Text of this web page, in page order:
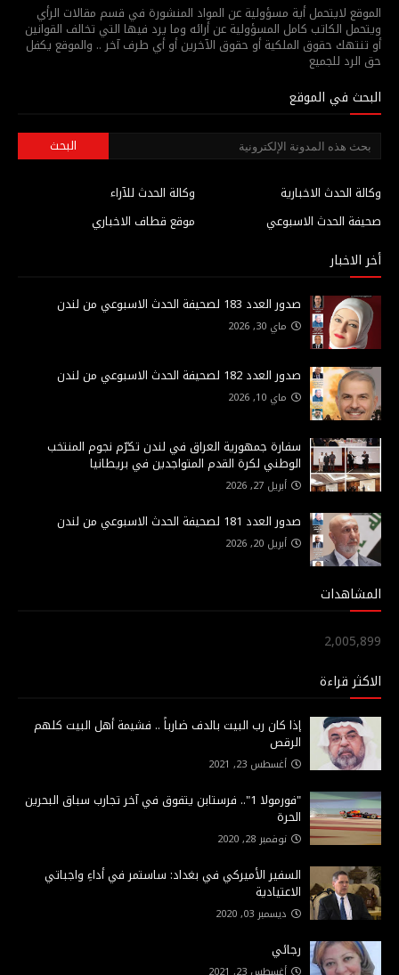
الموقع لايتحمل أية مسؤولية عن المواد المنشورة في قسم مقالات الرأي
ويتحمل الكاتب كامل المسؤولية عن أرائه وما يرد فيها التي تخالف القوانين
أو تنتهك حقوق الملكية أو حقوق الآخرين أو أي طرف آخر .. والموقع يكفل
حق الرد للجميع
البحث في الموقع
وكالة الحدث للآراء
وكالة الحدث الاخبارية
موقع قطاف الاخباري
صحيفة الحدث الاسبوعي
أخر الاخبار
صدور العدد 183 لصحيفة الحدث الاسبوعي من لندن
ماي 30, 2026
صدور العدد 182 لصحيفة الحدث الاسبوعي من لندن
ماي 10, 2026
سفارة جمهورية العراق في لندن تكرّم نجوم المنتخب
الوطني لكرة القدم المتواجدين في بريطانيا
أبريل 27, 2026
صدور العدد 181 لصحيفة الحدث الاسبوعي من لندن
أبريل 20, 2026
المشاهدات
2,005,899
الاكثر قراءة
إذا كان رب البيت بالدف ضارباً .. فشيمة أهل البيت كلهم
الرقص
أغسطس 23, 2021
"فورمولا 1".. فرستابن يتفوق في آخر تجارب سباق البحرين
الحرة
نوفمبر 28, 2020
السفير الأميركي في بغداد: ساستمر في أداءِ واجباتي
الاعتيادية
ديسمبر 03, 2020
رجائي